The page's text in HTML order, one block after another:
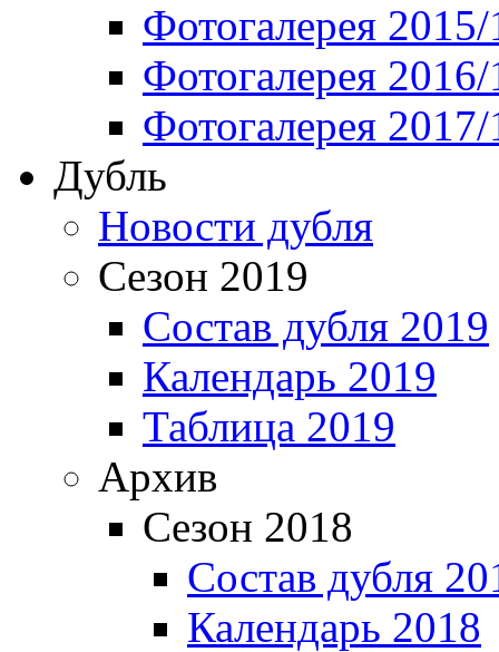
Фотогалерея
Фотогалерея
Фотогалерея
Дубль
Новости дубля
Сезон 2019
Состав дубля 2019
Календарь 2019
Таблица 2019
Архив
Сезон 2018
Состав дубля
Календарь 2018